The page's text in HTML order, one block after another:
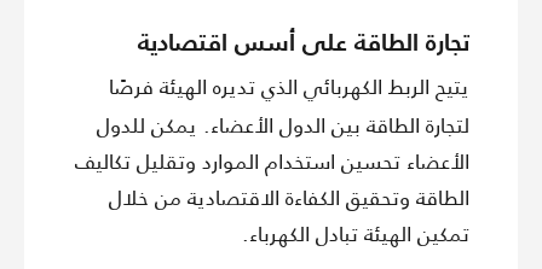
تجارة الطاقة على أسس اقتصادية
يتيح الربط الكهربائي الذي تديره الهيئة فرصًا
لتجارة الطاقة بين الدول الأعضاء. يمكن للدول
الأعضاء تحسين استخدام الموارد وتقليل تكاليف
الطاقة وتحقيق الكفاءة الاقتصادية من خلال
تمكين الهيئة تبادل الكهرباء.